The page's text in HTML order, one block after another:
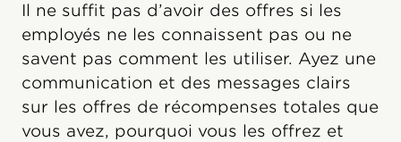
Il ne suffit pas d’avoir des offres si les
employés ne les connaissent pas ou ne
savent pas comment les utiliser. Ayez une
communication et des messages clairs
sur les offres de récompenses totales que
vous avez, pourquoi vous les offrez et